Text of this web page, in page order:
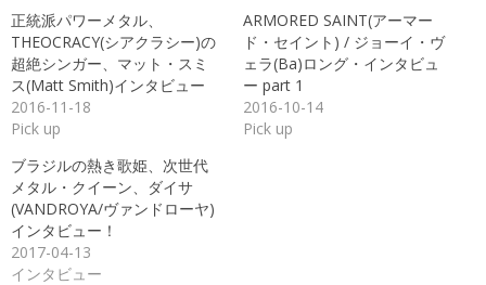
共
有
(新
し
い
ウ
ィ
ン
ド
ウ
で
き
ま
す)
リ
ッ
ク
し
て
く
い
ウ
ィ
ン
ド
ウ
き
正統派パワーメタル、
THEOCRACY(シアクラシー)の
超絶シンガー、マット・スミ
ス(Matt Smith)インタビュー
2016-11-18
Pick up
ARMORED SAINT(アーマー
ド・セイント) / ジョーイ・ヴ
ェラ(Ba)ロング・インタビュ
ー part 1
2016-10-14
Pick up
ブラジルの熱き歌姫、次世代
メタル・クイーン、ダイサ
(VANDROYA/ヴァンドローヤ)
インタビュー！
2017-04-13
インタビュー